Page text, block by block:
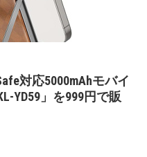
対応5000mAhモバイ
YD59」を999円で販